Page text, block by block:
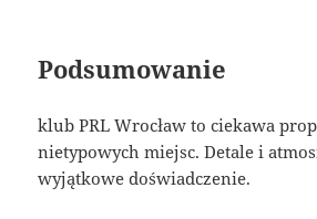
Podsumowanie
klub PRL Wrocław to ciekawa
nietypowych miejsc. Detale i
wyjątkowe doświadczenie.